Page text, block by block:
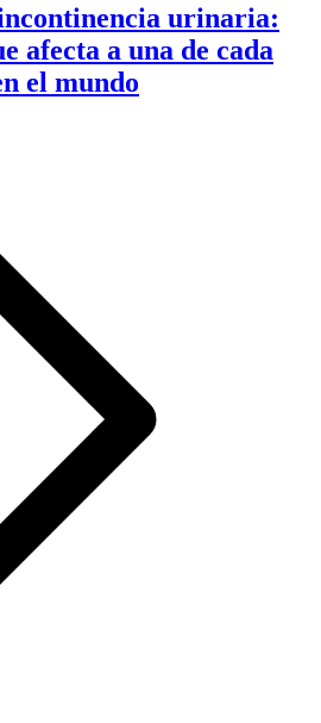
urinaria:
afecta a una de cada
el mundo